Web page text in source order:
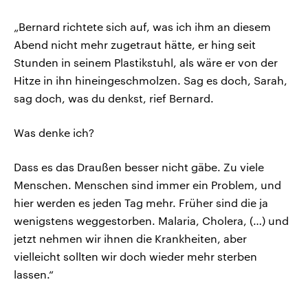
„Bernard richtete sich auf, was ich ihm an diesem
Abend nicht mehr zugetraut hätte, er hing seit
Stunden in seinem Plastikstuhl, als wäre er von der
Hitze in ihn hineingeschmolzen. Sag es doch, Sarah,
sag doch, was du denkst, rief Bernard.
Was denke ich?
Dass es das Draußen besser nicht gäbe. Zu viele
Menschen. Menschen sind immer ein Problem, und
hier werden es jeden Tag mehr. Früher sind die ja
wenigstens weggestorben. Malaria, Cholera, (…) und
jetzt nehmen wir ihnen die Krankheiten, aber
vielleicht sollten wir doch wieder mehr sterben
lassen.“